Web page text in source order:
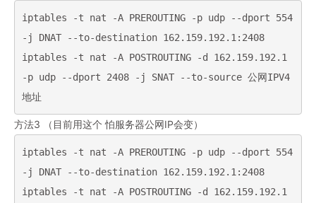
iptables -t nat -A PREROUTING -p udp --dport 554
-j DNAT --to-destination 162.159.192.1:2408
iptables -t nat -A POSTROUTING -d 162.159.192.1
-p udp --dport 2408 -j SNAT --to-source 公网IPV4
方法3 （目前用这个 怕服务器公网IP会变）
iptables -t nat -A PREROUTING -p udp --dport 554
-j DNAT --to-destination 162.159.192.1:2408
iptables -t nat -A POSTROUTING -d 162.159.192.1